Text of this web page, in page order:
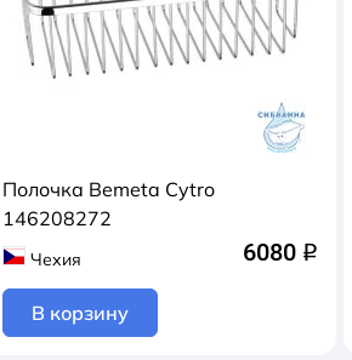
Полочка Bemeta Cytro
146208272
Чехия 6080 q
В корзину